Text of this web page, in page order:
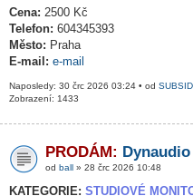
Cena: 2500 Kč
Telefon: 604345393
Město: Praha
E-mail: e-mail
Naposledy: 30 črc 2026 03:24 • od
Zobrazení: 1433
PRODÁM:
od ball » 28 črc 2026 10:48
KATEGORIE: STUDIOVÉ